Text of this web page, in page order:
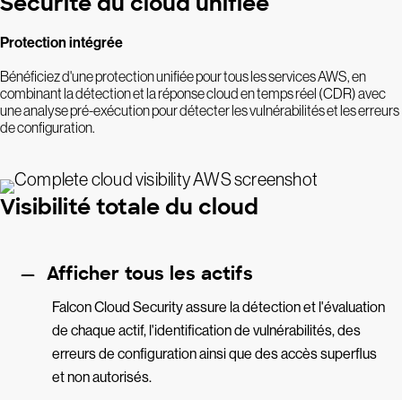
Protection intégrée
Bénéficiez d'une protection unifiée pour tous les services AWS, en
combinant la détection et la réponse cloud en temps réel (CDR) avec
une analyse pré-exécution pour détecter les vulnérabilités et les erreurs
de configuration.
Visibilité totale du cloud
Afficher tous les actifs
Falcon Cloud Security assure la détection et l'évaluation
de chaque actif, l'identification de vulnérabilités, des
erreurs de configuration ainsi que des accès superflus
et non autorisés.